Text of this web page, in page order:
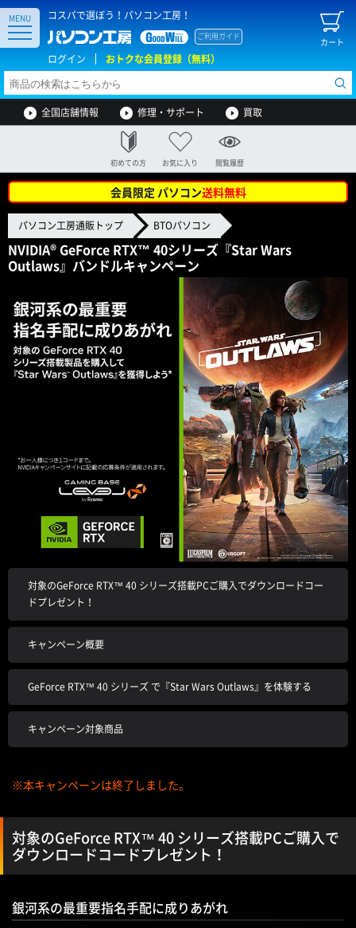
コスパで選ぼう！パソコン工房！
カート
ご利用ガイド
ログイン おトクな会員登録（無料）
MENU
全国店舗情報 修理・サポート 買取
初めての方 お気に入り 閲覧履歴
会員限定 パソコン送料無料
パソコン工房通販トップ BTOパソコン
NVIDIA® GeForce RTX™ 40シリーズ『Star Wars
Outlaws』バンドルキャンペーン
対象のGeForce RTX™ 40 シリーズ搭載PCご購入でダウンロードコー
ドプレゼント！
キャンペーン概要
GeForce RTX™ 40 シリーズ で『Star Wars Outlaws』を体験する
キャンペーン対象商品
※本キャンペーンは終了しました。
対象のGeForce RTX™ 40 シリーズ搭載PCご購入で
ダウンロードコードプレゼント！
銀河系の最重要指名手配に成りあがれ